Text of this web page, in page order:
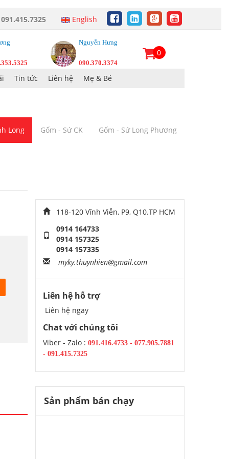
091.415.7325 English
Nguyễn Hưng
090.370.3374
0
Tin tức Liên hệ Mẹ & Bé
Long Gốm - Sứ CK Gốm - Sứ Long Phương
118-120 Vĩnh Viễn, P9, Q10.TP HCM
0914 164733
0914 157325
0914 157335
myky.thuynhien@gmail.com
Liên hệ hỗ trợ
Liên hệ ngay
Chat với chúng tôi
Viber - Zalo : 091.416.4733- 077.905.7881
- 091.415.7325
Sản phẩm bán chạy